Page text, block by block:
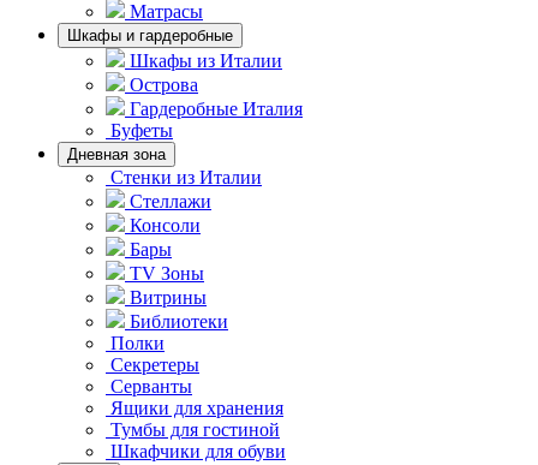
Матрасы
Шкафы и гардеробные
Шкафы из Италии
Острова
Гардеробные Италия
Буфеты
Дневная зона
Стенки из Италии
Стеллажи
Консоли
Бары
TV Зоны
Витрины
Библиотеки
Полки
Секретеры
Серванты
Ящики для хранения
Тумбы для гостиной
Шкафчики для обуви